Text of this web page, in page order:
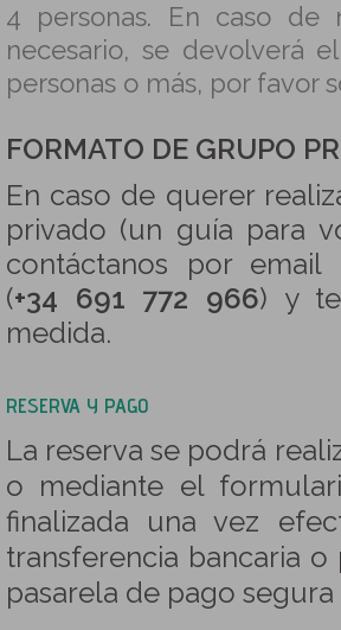
4 personas. En caso
necesario, se devolverá
personas o más, por favor
FORMATO DE GRUPO
En caso de querer
privado (un guía para
contáctanos por email
(+34 691 772 966) y
medida.
RESERVA Y PAGO
La reserva se podrá
o mediante el
finalizada una vez
transferencia bancaria
pasarela de pago segura